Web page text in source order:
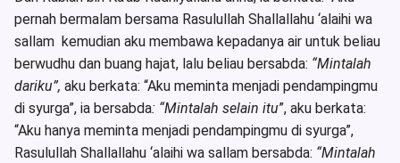
pernah bermalam bersama Rasulullah Shallallahu ‘alaihi wa
sallam kemudian aku membawa kepadanya air untuk beliau
berwudhu dan buang hajat, lalu beliau bersabda: “Mintalah
dariku”, aku berkata: “Aku meminta menjadi pendampingmu
di syurga”, ia bersabda: “Mintalah selain itu”, aku berkata:
“Aku hanya meminta menjadi pendampingmu di syurga”,
Rasulullah Shallallahu ‘alaihi wa sallam bersabda: “Mintalah